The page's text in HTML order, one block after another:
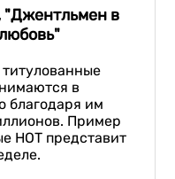
"Джентльмен в
в
благодаря им
Пример
НОТ представит